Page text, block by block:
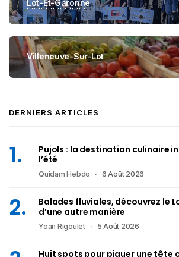
Lot-Et-Garonne
Villeneuve-Sur-Lot
DERNIERS ARTICLES
Pujols : la destination culinaire
l’été
Quidam Hebdo 6 Août 2026
Balades fluviales, découvrez le
d’une autre manière
Yoan Rigoulet 5 Août 2026
Huit spots pour piquer une tête